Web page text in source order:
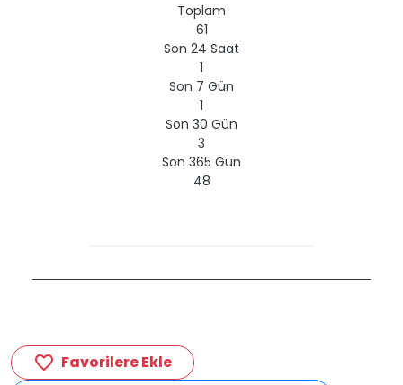
Toplam
61
Son 24 Saat
1
Son 7 Gün
1
Son 30 Gün
3
Son 365 Gün
48
favorite_border Favorilere Ekle